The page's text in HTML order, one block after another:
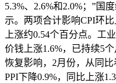
5.3%、2.6%和2.0%；”国
示。两项合计影响CPI环
上涨约0.54个百分点。工
价钱上涨1.6%，已持续5
恢复影响，2月份，从同
PPI下降0.9%，同比上涨